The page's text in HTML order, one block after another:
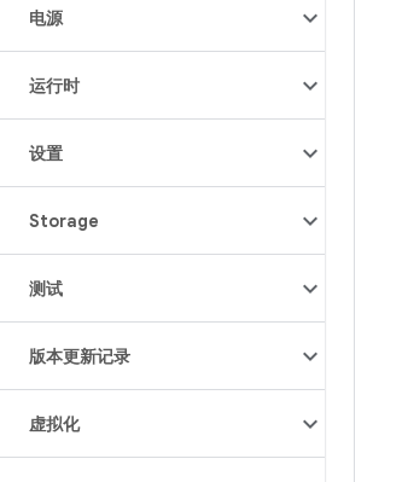
电源
运行时
设置
Storage
测试
版本更新记录
虚拟化